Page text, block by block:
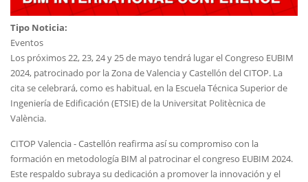
Tipo Noticia:
Eventos
Los próximos 22, 23, 24 y 25 de mayo tendrá lugar el Congreso EUBIM
2024, patrocinado por la Zona de Valencia y Castellón del CITOP. La
cita se celebrará, como es habitual, en la Escuela Técnica Superior de
Ingeniería de Edificación (ETSIE) de la Universitat Politècnica de
València.
CITOP Valencia - Castellón reafirma así su compromiso con la
formación en metodología BIM al patrocinar el congreso EUBIM 2024.
Este respaldo subraya su dedicación a promover la innovación y el